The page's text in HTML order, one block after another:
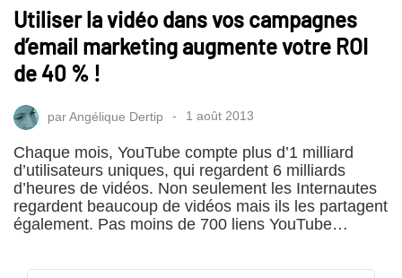
Utiliser la vidéo dans vos campagnes
d’email marketing augmente votre ROI
de 40 % !
parAngélique Dertip 1 août 2013
Chaque mois, YouTube compte plus d’1 milliard
d’utilisateurs uniques, qui regardent 6 milliards
d’heures de vidéos. Non seulement les Internautes
regardent beaucoup de vidéos mais ils les partagent
également. Pas moins de 700 liens YouTube…